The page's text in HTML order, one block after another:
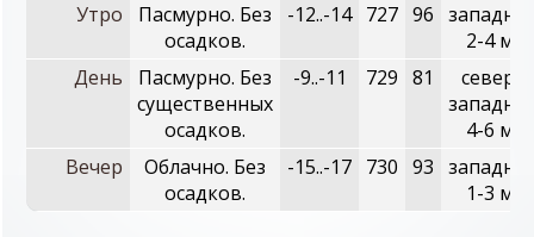
Утро
Пасмурно. Без
осадков.
-12..-14 727 96
2-4 м/с
День
Пасмурно. Без
существенных
осадков.
-9..-11 729 81
северо-
4-6 м/с
Вечер
Облачно. Без
осадков.
-15..-17 730 93
1-3 м/с